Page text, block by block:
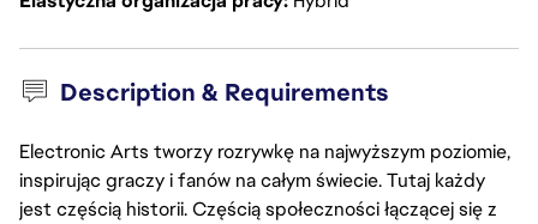
Description & Requirements
Electronic Arts tworzy rozrywkę na najwyższym poziomie,
inspirując graczy i fanów na całym świecie. Tutaj każdy
jest częścią historii. Częścią społeczności łączącej się z